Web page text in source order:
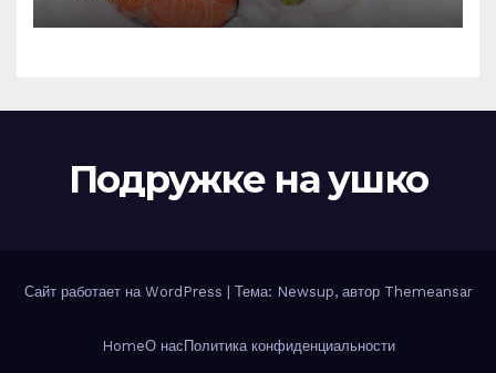
Подружке на ушко
Сайт работает на WordPress Тема: Newsup, автор Themeansar
HomeО нас Политика конфиденциальности